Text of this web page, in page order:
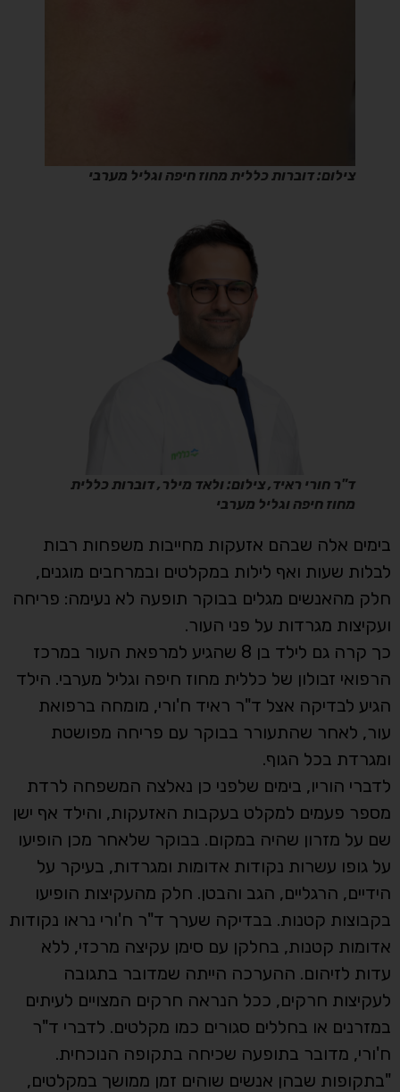
צילום: דוברות כללית מחוז חיפה וגליל מערבי
ד"ר חורי ראיד, צילום: ולאד מילר, דוברות כללית
מחוז חיפה וגליל מערבי
בימים אלה שבהם אזעקות מחייבות משפחות רבות
לבלות שעות ואף לילות במקלטים ובמרחבים מוגנים,
חלק מהאנשים מגלים בבוקר תופעה לא נעימה: פריחה
ועקיצות מגרדות על פני העור.
כך קרה גם לילד בן 8 שהגיע למרפאת העור במרכז
הרפואי זבולון של כללית מחוז חיפה וגליל מערבי. הילד
הגיע לבדיקה אצל ד"ר ראיד ח'ורי, מומחה ברפואת
עור, לאחר שהתעורר בבוקר עם פריחה מפושטת
ומגרדת בכל הגוף.
לדברי הוריו, בימים שלפני כן נאלצה המשפחה לרדת
מספר פעמים למקלט בעקבות האזעקות, והילד אף ישן
שם על מזרון שהיה במקום. בבוקר שלאחר מכן הופיעו
על גופו עשרות נקודות אדומות ומגרדות, בעיקר על
הידיים, הרגליים, הגב והבטן. חלק מהעקיצות הופיעו
בקבוצות קטנות. בבדיקה שערך ד"ר ח'ורי נראו נקודות
אדומות קטנות, בחלקן עם סימן עקיצה מרכזי, ללא
עדות לזיהום. ההערכה הייתה שמדובר בתגובה
לעקיצות חרקים, ככל הנראה חרקים המצויים לעיתים
במזרנים או בחללים סגורים כמו מקלטים. לדברי ד"ר
ח'ורי, מדובר בתופעה שכיחה בתקופה הנוכחית.
"בתקופות שבהן אנשים שוהים זמן ממושך במקלטים,